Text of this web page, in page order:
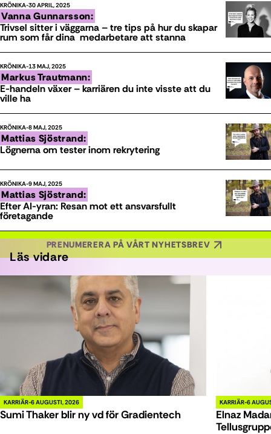
KRÖNIKA 30 APRIL, 2025
Vanna Gunnarsson:
Trivsel sitter i väggarna – tre tips på hur du skapar
rum som får dina medarbetare att stanna
KRÖNIKA 13 MAJ, 2025
Markus Trautmann:
E-handeln växer – karriären du inte visste att du
ville ha
KRÖNIKA 8 MAJ, 2025
Mattias Sjöstrand:
Lögnerna om tester inom rekrytering
KRÖNIKA 9 MAJ, 2025
Mattias Sjöstrand:
Efter AI-yran: Resan mot ett ansvarsfullt
företagande
PRENUMERERA PÅ VÅRT NYHETSBREV
Läs vidare
KARRIÄR 6 AUGUSTI, 2026
Sumi Thaker blir ny vd för Gradientech
KARRIÄR 6
Elnaz